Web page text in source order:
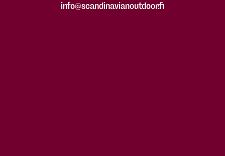
info@scandinavianoutdoor.fi